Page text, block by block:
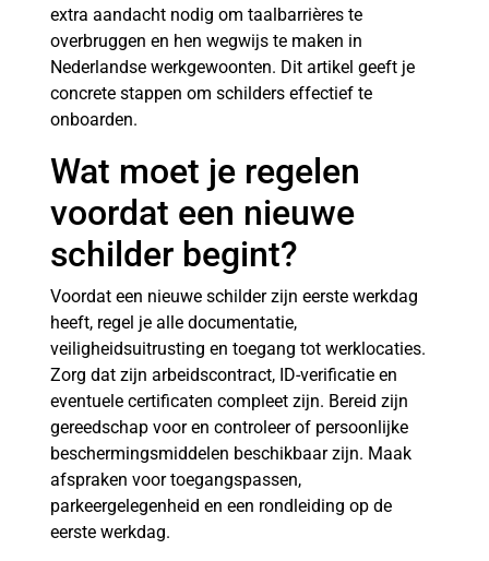
extra aandacht nodig om taalbarrières te
overbruggen en hen wegwijs te maken in
Nederlandse werkgewoonten. Dit artikel geeft je
concrete stappen om schilders effectief te
onboarden.
Wat moet je regelen
voordat een nieuwe
schilder begint?
Voordat een nieuwe schilder zijn eerste werkdag
heeft, regel je alle documentatie,
veiligheidsuitrusting en toegang tot werklocaties.
Zorg dat zijn arbeidscontract, ID-verificatie en
eventuele certificaten compleet zijn. Bereid zijn
gereedschap voor en controleer of persoonlijke
beschermingsmiddelen beschikbaar zijn. Maak
afspraken voor toegangspassen,
parkeergelegenheid en een rondleiding op de
eerste werkdag.